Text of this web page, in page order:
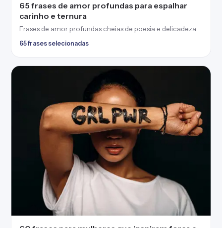
65 frases de amor profundas para espalhar
carinho e ternura
Frases de amor profundas cheias de poesia e delicadeza
65 frases selecionadas